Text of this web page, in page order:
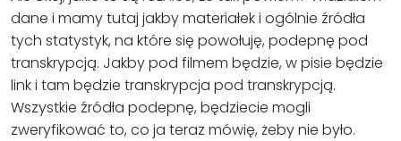
dane i mamy tutaj jakby materiałek i ogólnie źródła
tych statystyk, na które się powołuję, podepnę pod
transkrypcją. Jakby pod filmem będzie, w pisie będzie
link i tam będzie transkrypcja pod transkrypcją.
Wszystkie źródła podepnę, będziecie mogli
zweryfikować to, co ja teraz mówię, żeby nie było.